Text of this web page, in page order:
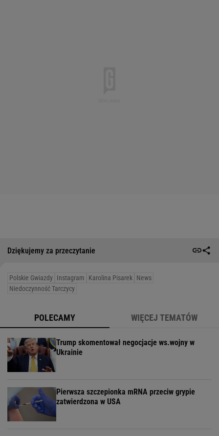
Dziękujemy za przeczytanie
Polskie Gwiazdy Instagram Karolina Pisarek News
Niedoczynność Tarczycy
POLECAMY WIĘCEJ TEMATÓW
Trump skomentował negocjacje ws.wojny w
Ukrainie
Pierwsza szczepionka mRNA przeciw grypie
zatwierdzona w USA